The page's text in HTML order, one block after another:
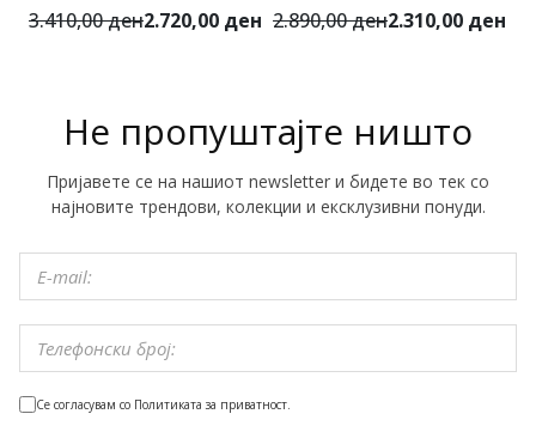
3.410,00 ден2.720,00 ден 2.890,00 ден2.310,00 ден
Не пропуштајте ништо
Пријавете се на нашиот newsletter и бидете во тек со
најновите трендови, колекции и ексклузивни понуди.
Се согласувам со Политиката за приватност.